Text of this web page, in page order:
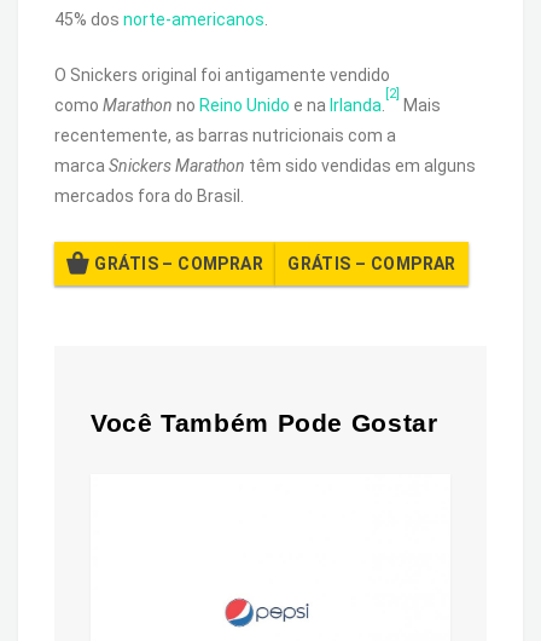
45% dos norte-americanos
O Snickers original foi antigamente vendido
como Marathon no Reino Unido e na Irlanda
[2]
Mais
recentemente, as barras nutricionais com a
marca Snickers Marathon têm sido vendidas em alguns
mercados fora do Brasil.
GRÁTIS – COMPRAR
Você Também Pode Gostar